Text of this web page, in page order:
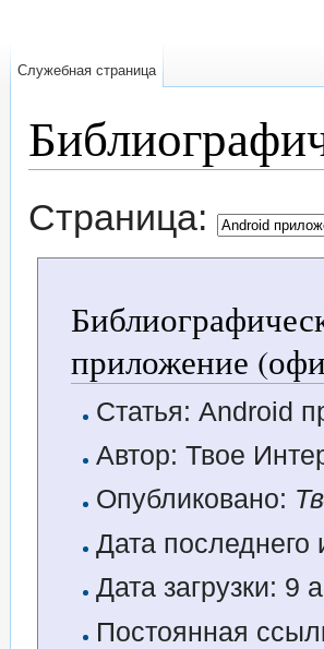
Страница:
приложение
Статья: Android
Автор: Твое
Опубликовано:
Дата
Дата загрузки: 9
Постоянная
Служебная страница